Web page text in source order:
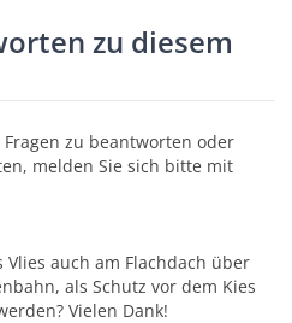
zu diesem
zu beantworten oder
melden Sie sich bitte mit
Vlies auch am Flachdach über
als Schutz vor dem Kies
Vielen Dank!